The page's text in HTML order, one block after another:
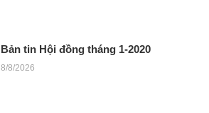
Bản tin Hội đồng tháng 1-2020
8/8/2026